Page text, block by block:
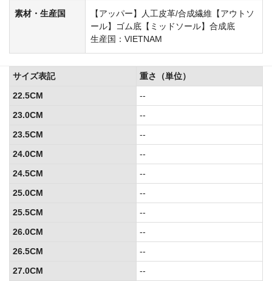
素材・生産国
【アッパー】人工皮革/合成繊維【アウトソ
ール】ゴム底【ミッドソール】合成底
生産国：VIETNAM
サイズ表記
重さ（単位）
22.5CM
--
23.0CM
--
23.5CM
--
24.0CM
--
24.5CM
--
25.0CM
--
25.5CM
--
26.0CM
--
26.5CM
--
27.0CM
--